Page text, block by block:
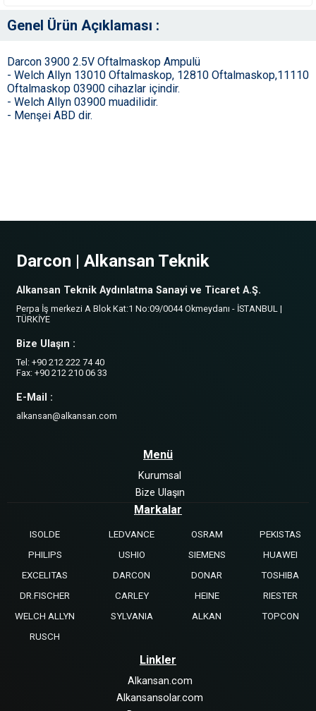
Genel Ürün Açıklaması :
Darcon 3900 2.5V Oftalmaskop Ampulü
- Welch Allyn 13010 Oftalmaskop, 12810 Oftalmaskop,11110
Oftalmaskop 03900 cihazlar içindir.
- Welch Allyn 03900 muadilidir.
- Menşei ABD dir.
Darcon | Alkansan Teknik
Alkansan Teknik Aydınlatma Sanayi ve Ticaret A.Ş.
Perpa İş merkezi A Blok Kat:1 No:09/0044 Okmeydanı - İSTANBUL |
TÜRKİYE
Bize Ulaşın :
Tel: +90 212 222 74 40
Fax: +90 212 210 06 33
E-Mail :
alkansan@alkansan.com
Menü
Kurumsal
Bize Ulaşın
Markalar
ISOLDE LEDVANCE OSRAM
PEKISTAS
PHILIPS
USHIO SIEMENS
HUAWEI
EXCELITAS
DARCON DONAR
TOSHIBA
DR.FISCHER
CARLEY HEINE
RIESTER
WELCH ALLYN
SYLVANIA ALKAN
TOPCON
RUSCH
Linkler
Alkansan.com
Alkansansolar.com